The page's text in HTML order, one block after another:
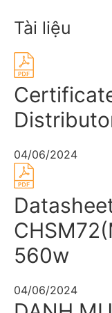
Tài liệu
04/06/2024
560w
04/06/2024